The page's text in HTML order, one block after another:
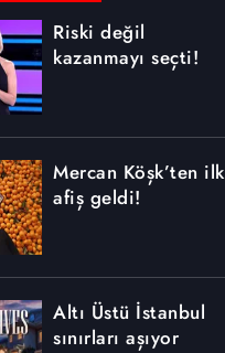
Riski değil
kazanmayı seçti!
Mercan Köşk’ten ilk
afiş geldi!
Altı Üstü İstanbul
sınırları aşıyor